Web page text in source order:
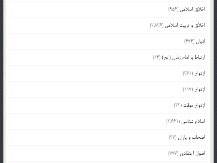
اخلاق اسلامی (956)
اخلاق و تربیت اسلامی (2,836)
ادیان(474)
ارتباط با امام زمان (عج)(14)
ازدواج (371)
ازدواج (117)
ازدواج موقت (32)
اسلام شناسی (2,661)
اصحاب و یاران(37)
اصول اعتقادی (777)